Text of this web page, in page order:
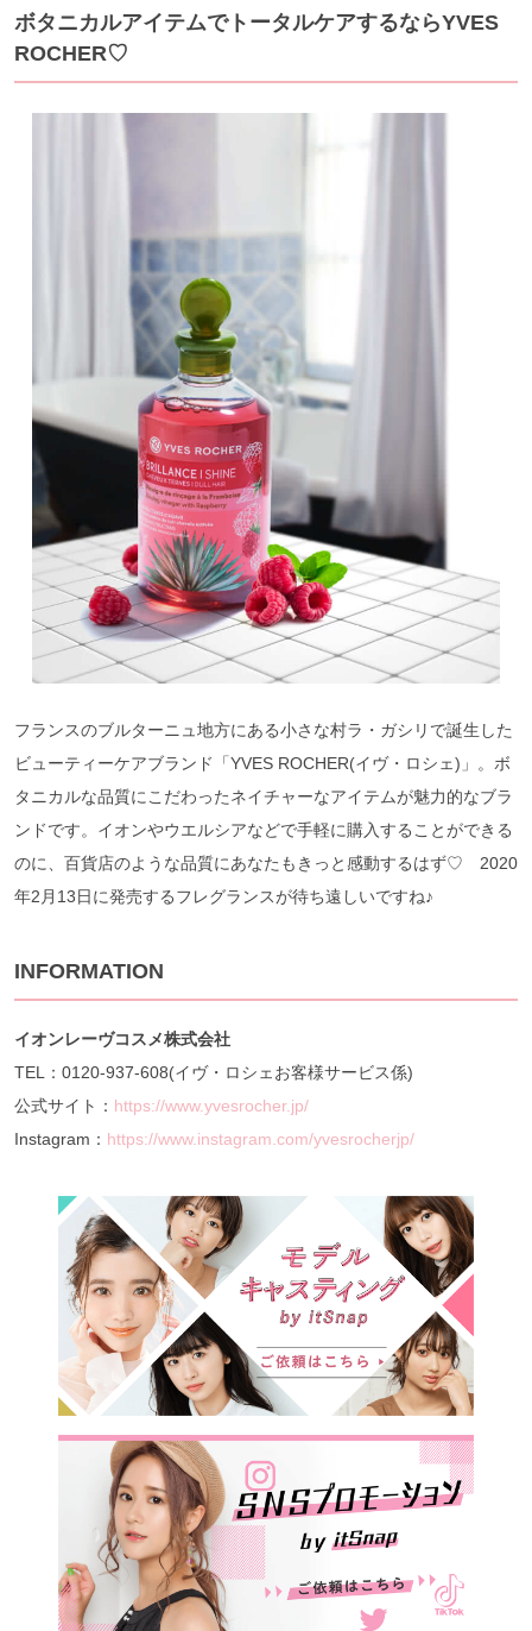
ボタニカルアイテムでトータルケアするならYVES
ROCHER♡
フランスのブルターニュ地方にある小さな村ラ・ガシリで誕生した
ビューティーケアブランド「YVES ROCHER(イヴ・ロシェ)」。ボ
タニカルな品質にこだわったネイチャーなアイテムが魅力的なブラ
ンドです。イオンやウエルシアなどで手軽に購入することができる
のに、百貨店のような品質にあなたもきっと感動するはず♡ 2020
年2月13日に発売するフレグランスが待ち遠しいですね♪
INFORMATION
イオンレーヴコスメ株式会社
TEL：0120-937-608(イヴ・ロシェお客様サービス係)
公式サイト： https://www.yvesrocher.jp/
Instagram： https://www.instagram.com/yvesrocherjp/